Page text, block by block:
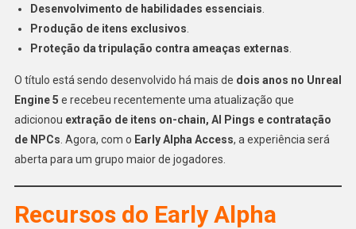
Desenvolvimento de habilidades essenciais
Produção de itens exclusivos
Proteção da tripulação contra ameaças externas
O título está sendo desenvolvido há mais de dois anos no Unreal
Engine 5 e recebeu recentemente uma atualização que
adicionou extração de itens on-chain, AI Pings e contratação
de NPCs . Agora, com o Early Alpha Access, a experiência será
aberta para um grupo maior de jogadores.
Recursos do Early Alpha